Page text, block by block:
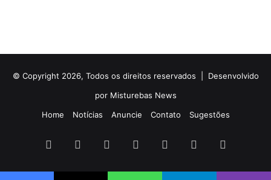
© Copyright 2026, Todos os direitos reservados | Desenvolvido
por Misturebas News
Home
Notícias Anuncie Contato Sugestões
Facebook YouTubeInstagramTelegramWhatsApp